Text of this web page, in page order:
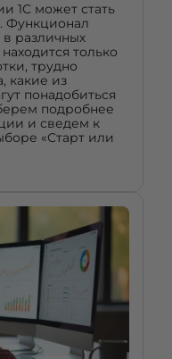
1C может стать
Функционал
в различных
только
трудно
какие из
понадобиться
подробнее
и сведем к
«Старт или